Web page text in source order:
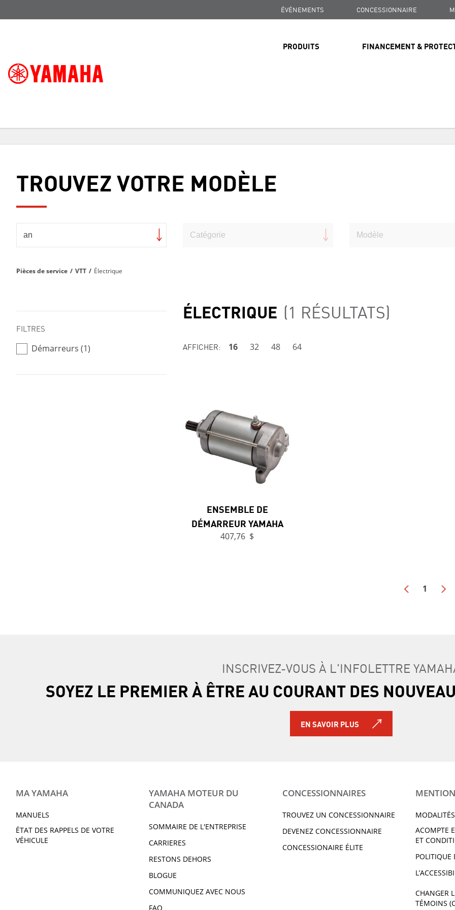
ÉVÉNEMENTS CONCESSIONNAIRE
PRODUITS FINANCEMENT &
SUR TOUTES LES COMMANDES DE PLUS DE 99 $
TROUVEZ VOTRE MODÈLE
Pièces de service / VTT / Électrique
FILTRES
Démarreurs (1)
ÉLECTRIQUE (1 RÉSULTATS)
AFFICHER: 16 32 48 64
ENSEMBLE DE
DÉMARREUR YAMAHA
407,76 $
1
INSCRIVEZ-VOUS À L'INFOLETTRE
SOYEZ LE PREMIER À ÊTRE AU COURANT DES
EN SAVOIR PLUS
MA YAMAHA
MANUELS
ÉTAT DES RAPPELS DE VOTRE
VÉHICULE
YAMAHA MOTEUR DU
CANADA
SOMMAIRE DE L'ENTREPRISE
CARRIERES
RESTONS DEHORS
BLOGUE
COMMUNIQUEZ AVEC NOUS
FAQ
CONCESSIONNAIRES
TROUVEZ UN CONCESSIONNAIRE
DEVENEZ CONCESSIONNAIRE
CONCESSIONAIRE ÉLITE
ACOMPTE
ET
POLITIQUE
CHANGER
TÉMOINS